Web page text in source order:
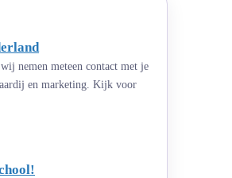
nemen meteen contact met je
en marketing. Kijk voor